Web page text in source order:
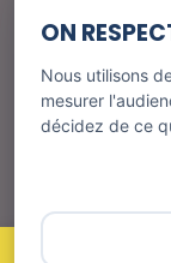
Besoin
Nos services
ON
Nous utilisons
mesurer
décidez de ce